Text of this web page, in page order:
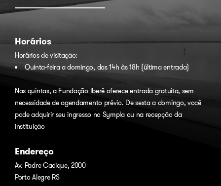
Horários
Horários de visitação:
Quinta-feira a domingo, das 14h às 18h (última entrada)
Nas quintas, a Fundação Iberê oferece entrada gratuita, sem
necessidade de agendamento prévio. De sexta a domingo, você
pode adquirir seu ingresso no Symplaou na recepção da
instituição
Endereço
Av. Padre Cacique, 2000
Porto Alegre RS